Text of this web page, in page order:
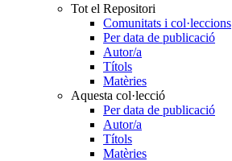
Tot el Repositori
Comunitats i col·leccions
Per data de publicació
Autor/a
Títols
Matèries
Aquesta col·lecció
Per data de publicació
Autor/a
Títols
Matèries